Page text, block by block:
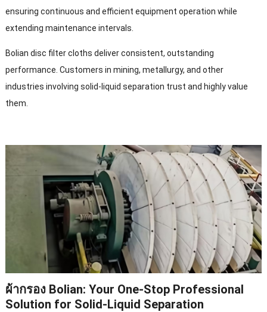
ensuring continuous and efficient equipment operation while
extending maintenance intervals
Bolian disc filter cloths deliver consistent, outstanding
performance Customers in mining, metallurgy, and other
industries involving solid-liquid separation trust and highly value
them
ผ้ากรอง Bolian: Your One-Stop Professional
Solution for Solid-Liquid Separation